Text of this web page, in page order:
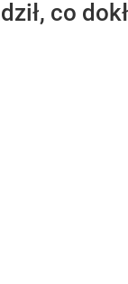
co